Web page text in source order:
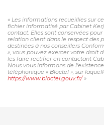
« Les informations recueillies sur
fichier informatisé par Cabinet
contact. Elles sont conservées
relation client dans le respect des
destinées à nos conseillers
», vous pouvez exercer votre droit
les faire rectifier en contactant
Nous vous informons de
téléphonique « Bloctel », sur
https://www.bloctel.gouv.fr/»